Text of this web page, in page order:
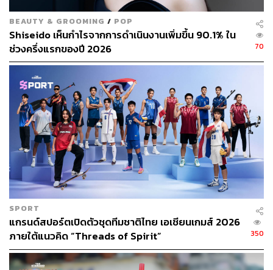
BEAUTY & GROOMING / POP
Shiseido เห็นกำไรจากการดำเนินงานเพิ่มขึ้น 90.1% ใน
ช่วงครึ่งแรกของปี 2026
70
SPORT
แกรนด์สปอร์ตเปิดตัวชุดทีมชาติไทย เอเชียนเกมส์ 2026
ภายใต้แนวคิด “Threads of Spirit”
350